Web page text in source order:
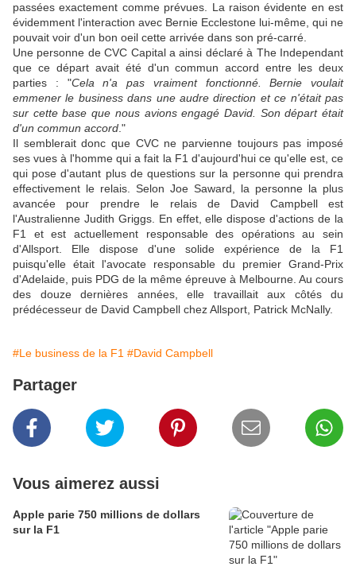
passées exactement comme prévues. La raison évidente en est
évidemment l'interaction avec Bernie Ecclestone lui-même, qui ne
pouvait voir d'un bon oeil cette arrivée dans son pré-carré.
Une personne de CVC Capital a ainsi déclaré à The Independant
que ce départ avait été d'un commun accord entre les deux
parties : "Cela n'a pas vraiment fonctionné. Bernie voulait
emmener le business dans une audre direction et ce n'était pas
sur cette base que nous avions engagé David. Son départ était
d'un commun accord ."
Il semblerait donc que CVC ne parvienne toujours pas imposé
ses vues à l'homme qui a fait la F1 d'aujourd'hui ce qu'elle est, ce
qui pose d'autant plus de questions sur la personne qui prendra
effectivement le relais. Selon Joe Saward, la personne la plus
avancée pour prendre le relais de David Campbell est
l'Australienne Judith Griggs. En effet, elle dispose d'actions de la
F1 et est actuellement responsable des opérations au sein
d'Allsport. Elle dispose d'une solide expérience de la F1
puisqu'elle était l'avocate responsable du premier Grand-Prix
d'Adelaide, puis PDG de la même épreuve à Melbourne. Au cours
des douze dernières années, elle travaillait aux côtés du
prédécesseur de David Campbell chez Allsport, Patrick McNally.
#Le business de la F1 #David Campbell
Partager
Vous aimerez aussi
Apple parie 750 millions de dollars
sur la F1